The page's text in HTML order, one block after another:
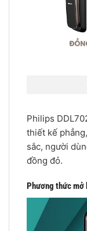
Philips
thiết kế
sắc, người
đồng đỏ.
Phương thức mở